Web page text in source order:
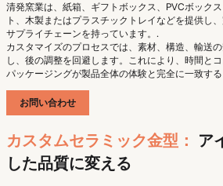
清発窯業は、紙箱、ギフトボックス、PVCボック
ト、木製またはプラスチックトレイなどを提供し
サプライチェーンを持っています。.
カスタマイズのプロセスでは、素材、構造、輸送
し、後の調整を回避します。これにより、時間とコ
パッケージングが製品全体の体験と完全に一致す
お問い合わせ
カスタムセラミック金型： ア
した品質に変える